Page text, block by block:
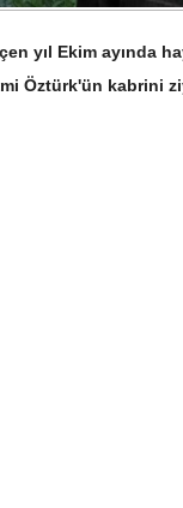
yıl Ekim ayında
Öztürk'ün kabrini